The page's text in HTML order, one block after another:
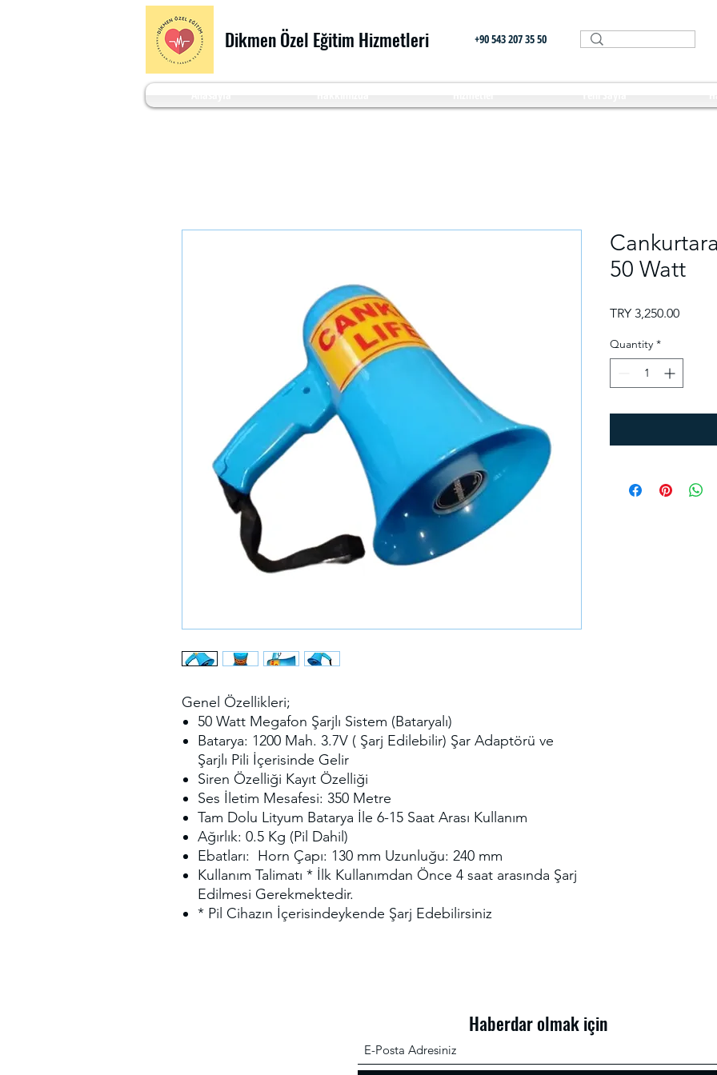
Dikmen Özel Eğitim Hizmetleri +90 543 207 35 50
Genel Özellikleri;
50 Watt Megafon Şarjlı Sistem (Bataryalı)
Batarya: 1200 Mah. 3.7V ( Şarj Edilebilir) Şar Adaptörü ve
Şarjlı Pili İçerisinde Gelir
Siren Özelliği Kayıt Özelliği
Ses İletim Mesafesi: 350 Metre
Tam Dolu Lityum Batarya İle 6-15 Saat Arası Kullanım
Ağırlık: 0.5 Kg (Pil Dahil)
Ebatları: Horn Çapı: 130 mm Uzunluğu: 240 mm
Kullanım Talimatı * İlk Kullanımdan Önce 4 saat arasında Şarj
Edilmesi Gerekmektedir.
* Pil Cihazın İçerisindeykende Şarj Edebilirsiniz
50 Watt
TRY 3,250.00Price
Quantity *
Haberdar olmak için